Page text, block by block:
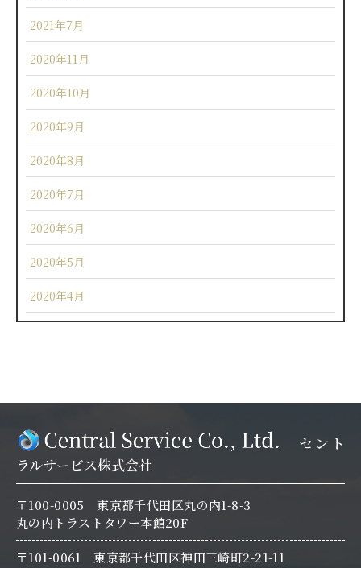
2021年7月
2020年11月
2020年10月
2020年9月
2020年8月
2020年7月
2020年6月
2020年5月
2020年4月
セント
ラルサービス株式会社
〒100-0005 東京都千代田区丸の内1-8-3
丸の内トラストタワー本館20F
〒101-0061 東京都千代田区神田三崎町2-21-11